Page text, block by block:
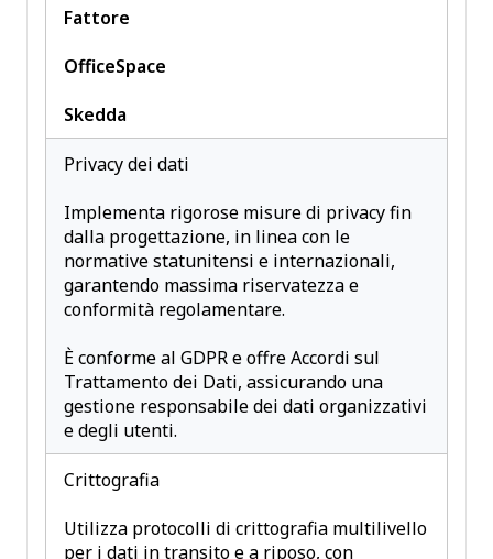
Fattore
OfficeSpace
Skedda
Privacy dei dati
Implementa rigorose misure di privacy fin
dalla progettazione, in linea con le
normative statunitensi e internazionali,
garantendo massima riservatezza e
conformità regolamentare.
È conforme al GDPR e offre Accordi sul
Trattamento dei Dati, assicurando una
gestione responsabile dei dati organizzativi
e degli utenti.
Crittografia
Utilizza protocolli di crittografia multilivello
per i dati in transito e a riposo, con